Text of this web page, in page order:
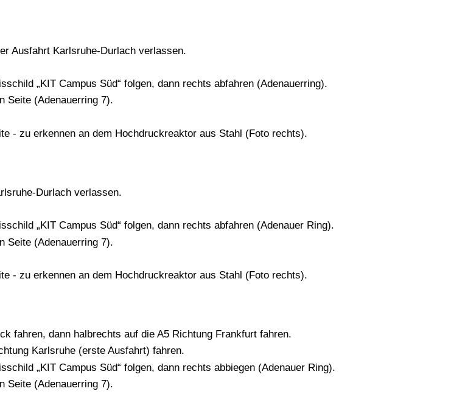
Ausfahrt Karlsruhe-Durlach verlassen.
„KIT Campus Süd“ folgen, dann rechts abfahren (Adenauerring).
Seite (Adenauerring 7).
- zu erkennen an dem Hochdruckreaktor aus Stahl (Foto rechts).
Durlach verlassen.
„KIT Campus Süd“ folgen, dann rechts abfahren (Adenauer Ring).
Seite (Adenauerring 7).
- zu erkennen an dem Hochdruckreaktor aus Stahl (Foto rechts).
fahren, dann halbrechts auf die A5 Richtung Frankfurt fahren.
Karlsruhe (erste Ausfahrt) fahren.
„KIT Campus Süd“ folgen, dann rechts abbiegen (Adenauer Ring).
Seite (Adenauerring 7).